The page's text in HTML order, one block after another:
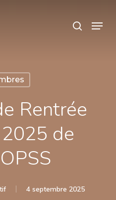
search
Menu
Rentrée
de
4 septembre 2025